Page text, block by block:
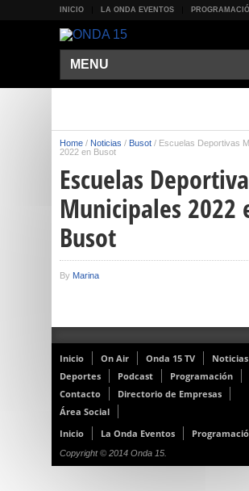
INICIO LA ONDA EVENTOS
MENU
Home / Noticias / Busot / Escuelas Deportivas
2022 en Busot
Escuelas
Municipales 2022
Busot
By Marina
Inicio On Air Onda 15 TV
Noticias
Deportes
Podcast
Programación
Contacto
Directorio de Empresas
Área Social
Inicio
La Onda Eventos
Copyright © 2014 Onda 15.